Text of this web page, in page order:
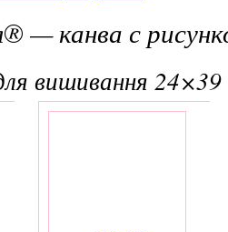
— канва с
вишивання 24×39